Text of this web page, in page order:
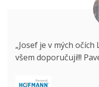
„Josef je v mých
všem doporučuji!!!